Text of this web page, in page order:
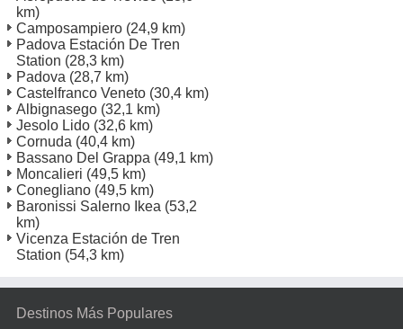
km)
Camposampiero (24,9 km)
Padova Estación De Tren
Station (28,3 km)
Padova (28,7 km)
Castelfranco Veneto (30,4 km)
Albignasego (32,1 km)
Jesolo Lido (32,6 km)
Cornuda (40,4 km)
Bassano Del Grappa (49,1 km)
Moncalieri (49,5 km)
Conegliano (49,5 km)
Baronissi Salerno Ikea (53,2
km)
Vicenza Estación de Tren
Station (54,3 km)
Destinos Más Populares